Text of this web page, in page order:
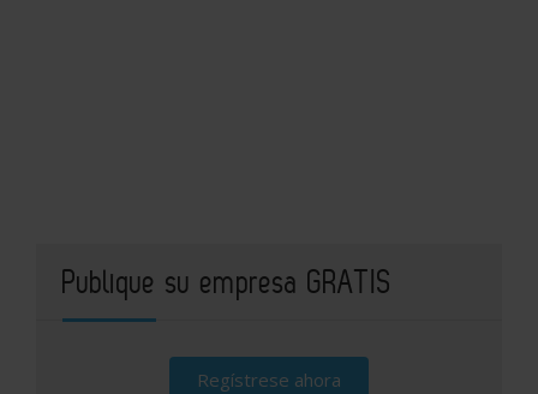
Publique su empresa GRATIS
Regístrese ahora